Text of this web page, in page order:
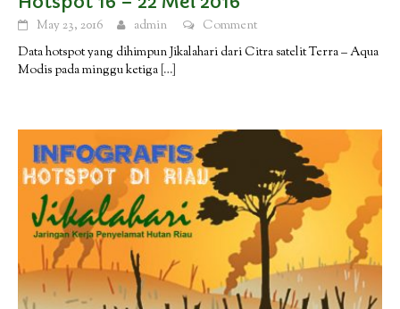
May 23, 2016 admin
Comment
Data hotspot yang dihimpun Jikalahari dari Citra satelit Terra – Aqua
Modis pada minggu ketiga […]